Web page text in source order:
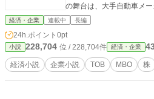
の舞台は、大手自動車メ
一が一族のプライドを守
織機を非上場化しようとしてい
は、経営陣が既存株主か
得するMBO計画を周到に
発します。 「買付価格・期間・株数」を公表して、不特定多
の買い付け価格への異議
経済・企業 連載中 長編
24h.ポイント 0pt
小説 228,704 位 / 228,704件 経済・企業
経済小説 企業小説 TOB MBO 株